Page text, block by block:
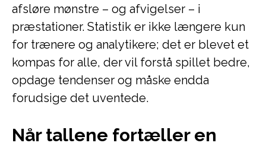
afsløre mønstre – og afvigelser – i
præstationer. Statistik er ikke længere kun
for trænere og analytikere; det er blevet et
kompas for alle, der vil forstå spillet bedre,
opdage tendenser og måske endda
forudsige det uventede.
Når tallene fortæller en